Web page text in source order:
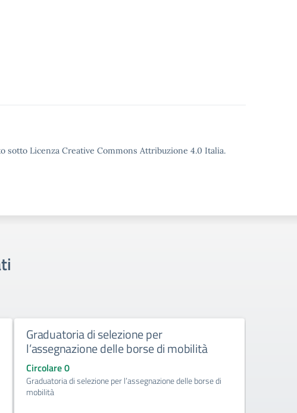
sotto Licenza Creative Commons Attribuzione 4.0 Italia.
Graduatoria di selezione per
l’assegnazione delle borse di mobilità
Circolare 0
Graduatoria di selezione per l’assegnazione delle borse di
mobilità